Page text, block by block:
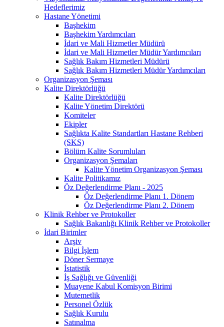
Hedeflerimiz
Hastane Yönetimi
Başhekim
Başhekim Yardımcıları
İdari ve Mali Hizmetler Müdürü
İdari ve Mali Hizmetler Müdür Yardımcıları
Sağlık Bakım Hizmetleri Müdürü
Sağlık Bakım Hizmetleri Müdür Yardımcıları
Organizasyon Şeması
Kalite Direktörlüğü
Kalite Direktörlüğü
Kalite Yönetim Direktörü
Komiteler
Ekipler
Sağlıkta Kalite Standartları Hastane Rehberi
(SKS)
Bölüm Kalite Sorumluları
Organizasyon Şemaları
Kalite Yönetim Organizasyon Şeması
Kalite Politikamız
Öz Değerlendirme Planı - 2025
Öz Değerlendirme Planı 1. Dönem
Öz Değerlendirme Planı 2. Dönem
Klinik Rehber ve Protokoller
Sağlık Bakanlığı Klinik Rehber ve Protokoller
İdari Birimler
Arşiv
Bilgi İşlem
Döner Sermaye
İstatistik
İş Sağlığı ve Güvenliği
Muayene Kabul Komisyon Birimi
Mutemetlik
Personel Özlük
Sağlık Kurulu
Satınalma